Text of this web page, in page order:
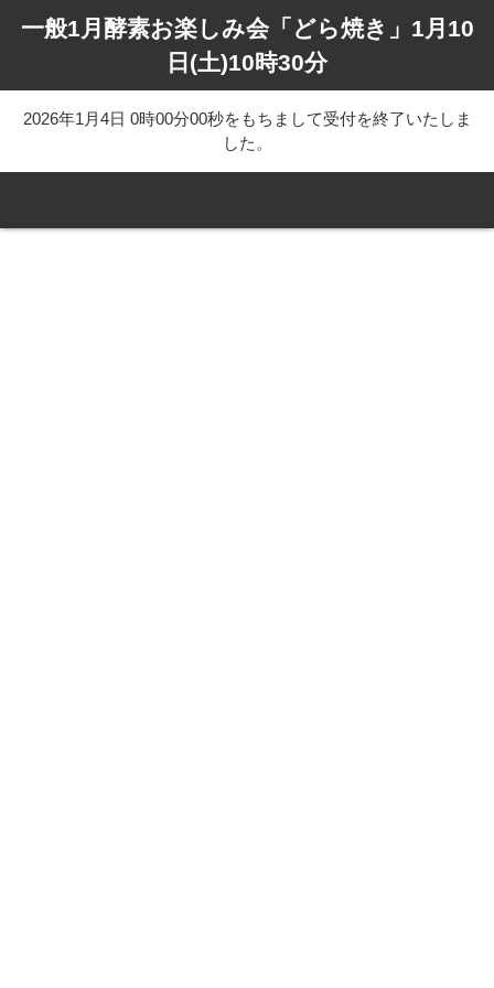
一般1月酵素お楽しみ会「どら焼き」1月10
日(土)10時30分
2026年1月4日 0時00分00秒をもちまして受付を終了いたしま
した。